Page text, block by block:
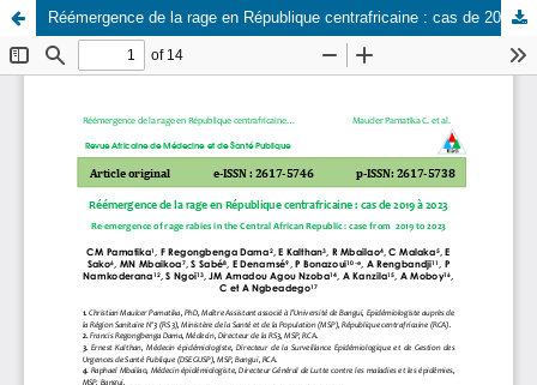
Réémergence de la rage en République centrafricaine : cas de 2019 à 2023